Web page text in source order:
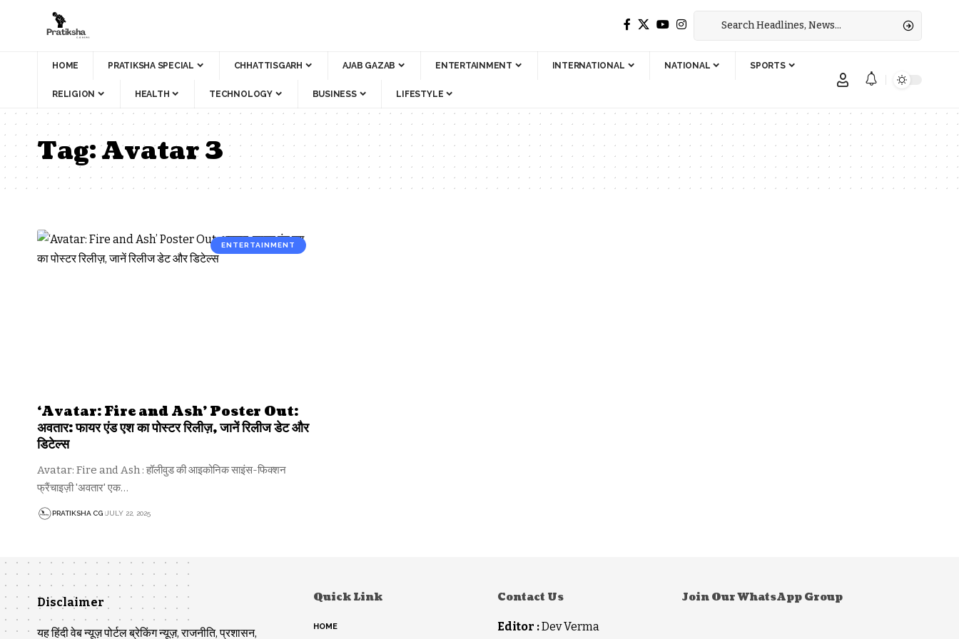
HOME PRATIKSHA SPECIAL CHHATTISGARH AJAB GAZAB ENTERTAINMENT INTERNATIONAL NATIONAL SPORTS
RELIGION HEALTH TECHNOLOGY BUSINESS LIFESTYLE
Tag:Avatar 3
ENTERTAINMENT
‘Avatar: Fire and Ash’ Poster Out:
अवतार: फायर एंड एश का पोस्टर रिलीज़, जानें रिलीज डेट और
डिटेल्स
Avatar: Fire and Ash : हॉलीवुड की आइकोनिक साइंस-फिक्शन
फ्रैंचाइज़ी 'अवतार' एक…
PRATIKSHA CG JULY 22, 2025
Disclaimer
यह हिंदी वेब न्यूज़ पोर्टल ब्रेकिंग न्यूज़, राजनीति, प्रशासन,
Quick Link
HOME
Contact Us
Editor :Dev Verma
Join Our WhatsApp Group